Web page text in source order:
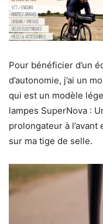
Pour bénéficier d’un
d’autonomie, j’ai un
qui est un modèle
lampes SuperNova :
prolongateur à l’avant
sur ma tige de selle.